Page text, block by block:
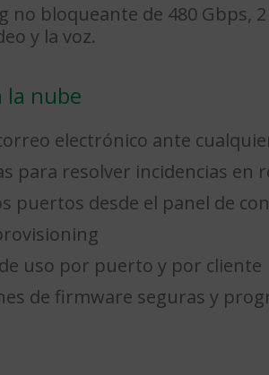
no bloqueante de 480 Gbps,
y la voz.
la nube
electrónico ante
para resolver incidencias en
puertos desde el panel de
uso por puerto y por cliente
de firmware seguras y